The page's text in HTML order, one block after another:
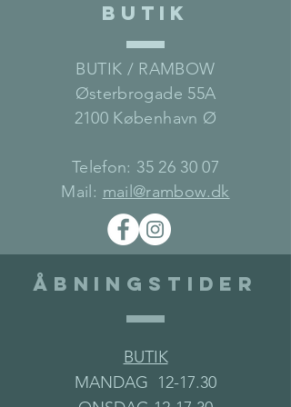
BUTIK
BUTIK / RAMBOW
Østerbrogade 55A
2100 København Ø
Telefon: 35 26 30 07
Mail: mail@rambow.dk
Åbningstider
BUTIK
MANDAG 12-17.30